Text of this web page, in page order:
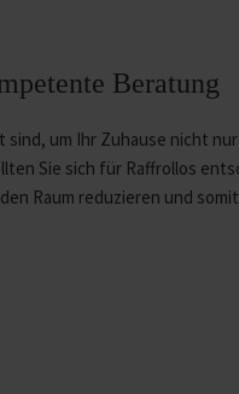
Beratung
sind, um Ihr Zuhause nicht
Sie sich für Raffrollos
Raum reduzieren und